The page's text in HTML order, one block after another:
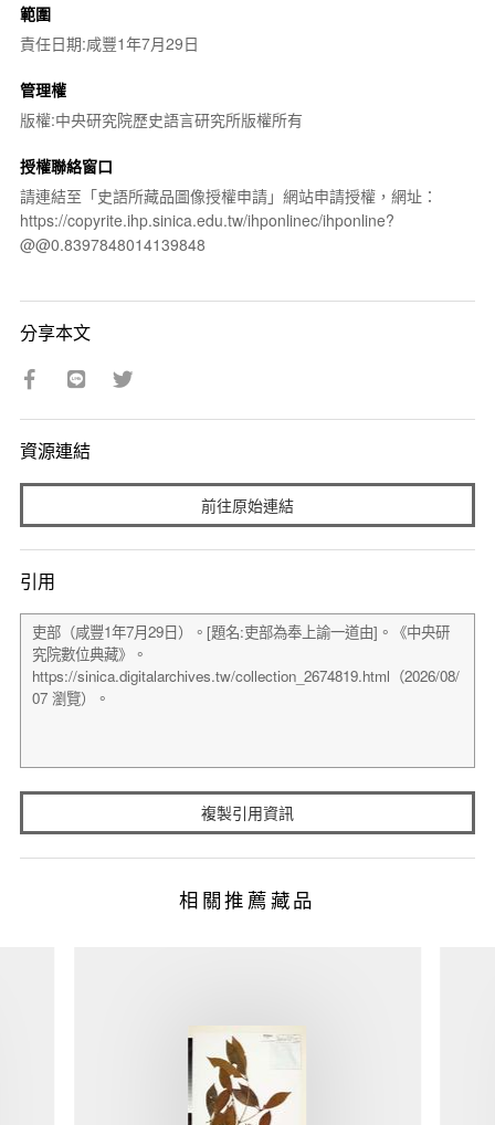
範圍
責任日期:咸豐1年7月29日
管理權
版權:中央研究院歷史語言研究所版權所有
授權聯絡窗口
請連結至「史語所藏品圖像授權申請」網站申請授權，網址：
https://copyrite.ihp.sinica.edu.tw/ihponlinec/ihponline?
@@0.8397848014139848
分享本文
資源連結
前往原始連結
引用
複製引用資訊
相關推薦藏品